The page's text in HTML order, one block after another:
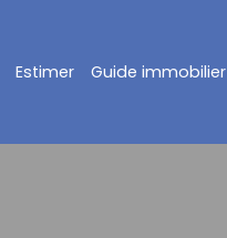
Estimer Guide immobilier